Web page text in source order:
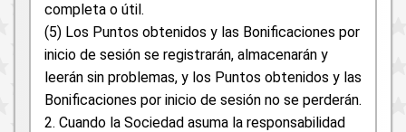
completa o útil.
(5) Los Puntos obtenidos y las Bonificaciones por
inicio de sesión se registrarán, almacenarán y
leerán sin problemas, y los Puntos obtenidos y las
Bonificaciones por inicio de sesión no se perderán.
2. Cuando la Sociedad asuma la responsabilidad